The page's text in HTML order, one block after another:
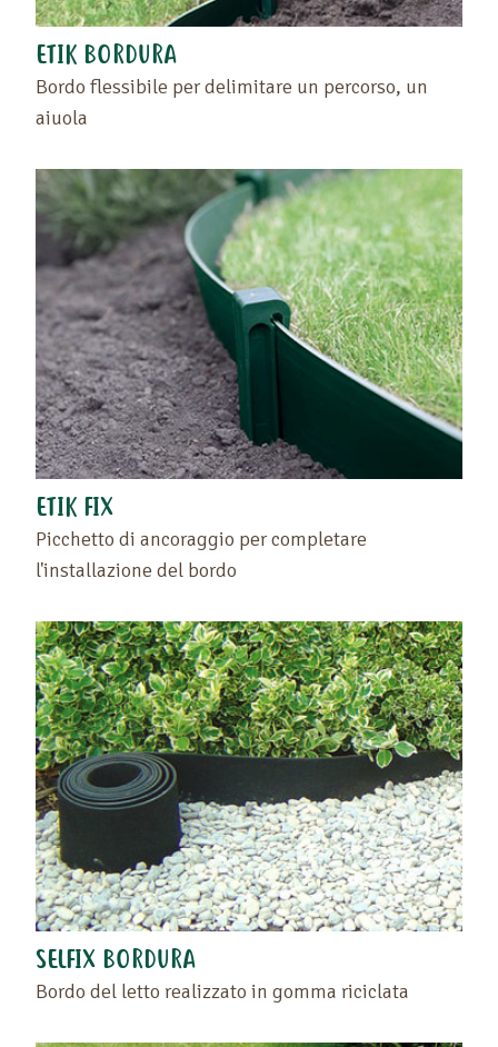
ETIK BORDURA
Bordo flessibile per delimitare un percorso, un
aiuola
ETIK FIX
Picchetto di ancoraggio per completare
l'installazione del bordo
SELFIX BORDURA
Bordo del letto realizzato in gomma riciclata